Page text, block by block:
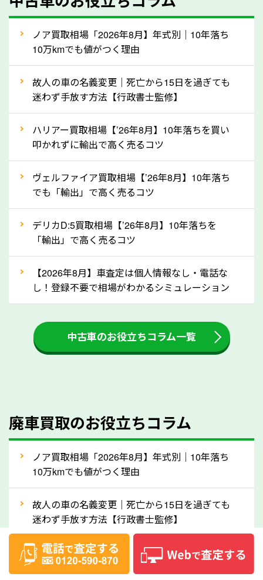
走行距離（例：約〇万キロ）
車検の満了日
内装や外装の状態
定を行い高価買取価格をつけやすくなります。
ってきます！
自動車税の還付金は、先に年払いしていた自動車税が
月割りで返還されるものです。ですから、自動車税の
還付金は早めに売却するほど多く還付されます。不要
な車は早めに廃車手続きをしたほうが良いでしょう。
③自動車税の還付金の扱いについて確認し
ましょう！
車を廃車にすると、自動車税の還付金を受け取ること
ができる場合があります。廃車買取業者の中には、還
付金をお客様に返還しない業者もあります。廃車査定
をする際には、自動車税の還付金の返還があるかどう
かを確認するようにしてください。北海道のソコカラ
人気の車種は廃車の状態でも、高価買取が可能です。
産車は高く買取が可能です。「廃車＝買取できない」
なら廃車の車も適正価格で買取できます。他社で買取
拒否となった車も価格がつく可能性があるので、諦め
ずに北海道の「ソコカラ」にご相談ください。古い車
でも高価買取が可能なケースは珍しくないため、まず
はWebで簡単にできる無料査定をお試しください。
ノア買取相場「2026年8月】年式別｜10年落ち
10万kmでも値がつく理由
故人の車の名義変更｜死亡から15日を過ぎても
迷わず手放す方法【行政書士監修】
ハリアー買取相場【’26年8月】10年落ちを買い
叩かれずに輸出で高く売るコツ
ヴェルファイア買取相場【’26年8月】10年落ち
でも「輸出」で高く売るコツ
デリカD:5買取相場【’26年8月】10年落ちを
「輸出」で高く売るコツ
【2026年8月】車査定は個人情報なし・電話な
し！登録不要で相場がわかるシミュレーション
中古車のお役立ちコラム一覧
廃車買取のお役立ちコラム
ノア買取相場「2026年8月】年式別｜10年落ち
10万kmでも値がつく理由
故人の車の名義変更｜死亡から15日を過ぎても
迷わず手放す方法【行政書士監修】
ハリアー買取相場【’26年8月】10年落ちを買い
叩かれずに輸出で高く売るコツ